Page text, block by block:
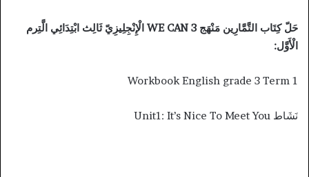
حَلّ كِتَاب التَّمَّارِين مَنْهَج WE CAN 3 الْإِنْجِلِيزِيّ ثَالِث ابْتِدَائِي الَّتِرم
الْأَوَّل:
Workbook English grade 3 Term 1
نَشَاط Unit1: It’s Nice To Meet You